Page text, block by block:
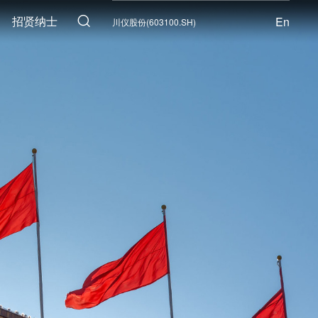
川仪股份(603100.SH) En
招贤纳士